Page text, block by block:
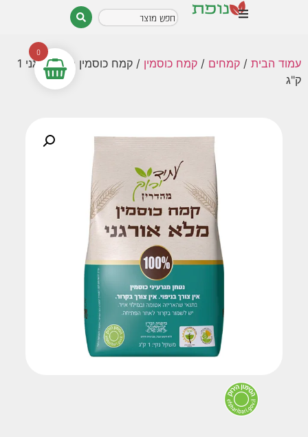
עמוד הבית / קמחים / קמח כוסמין
/ קמח כוסמין מלא אורגני 1
ק"ג
0